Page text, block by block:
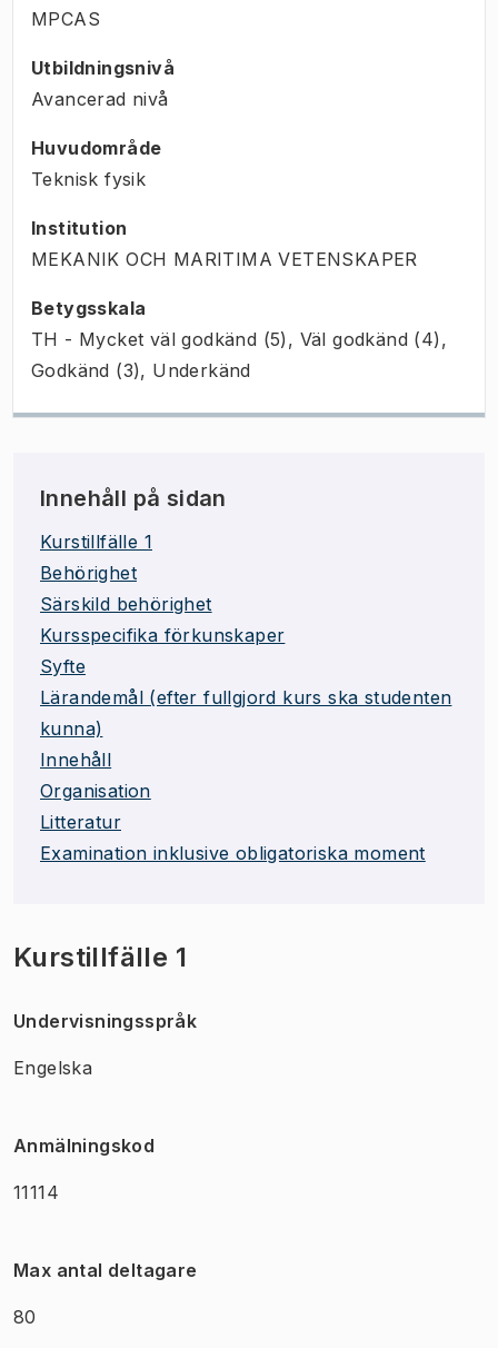
MPCAS
Utbildningsnivå
Avancerad nivå
Huvudområde
Teknisk fysik
Institution
MEKANIK OCH MARITIMA VETENSKAPER
Betygsskala
TH - Mycket väl godkänd (5), Väl godkänd (4),
Godkänd (3), Underkänd
Innehåll på sidan
Kurstillfälle 1
Behörighet
Särskild behörighet
Kursspecifika förkunskaper
Syfte
Lärandemål (efter fullgjord kurs ska studenten
kunna)
Innehåll
Organisation
Litteratur
Examination inklusive obligatoriska moment
Kurstillfälle 1
Undervisningsspråk
Engelska
Anmälningskod
11114
Max antal deltagare
80